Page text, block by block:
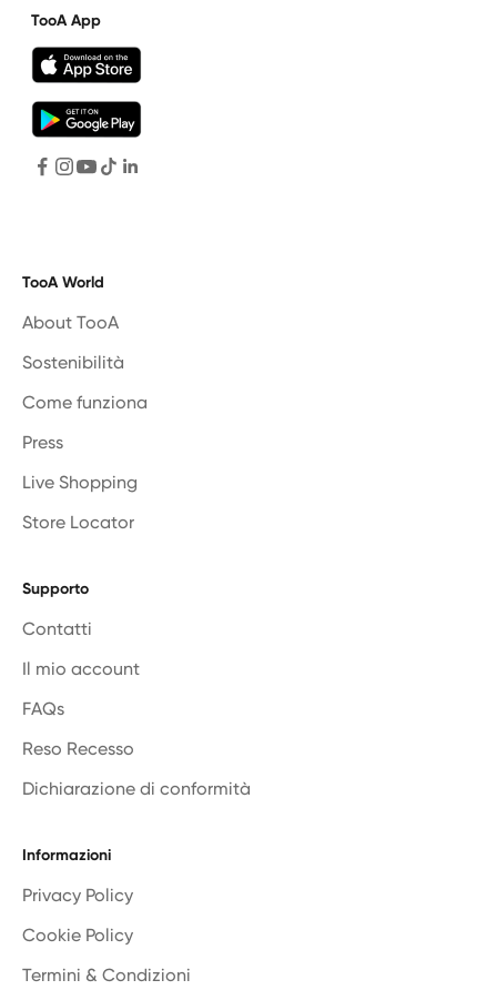
TooA App
TooA World
About TooA
Sostenibilità
Come funziona
Press
Live Shopping
Store Locator
Supporto
Contatti
Il mio account
FAQs
Reso Recesso
Dichiarazione di conformità
Informazioni
Privacy Policy
Cookie Policy
Termini & Condizioni